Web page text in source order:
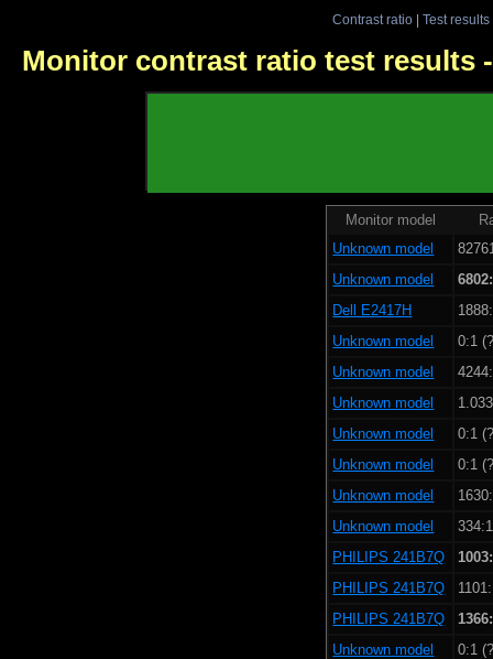
Contrast ratio| Test results
Monitor contrast ratio test results
Monitor model
Unknown model
Unknown model
Dell E2417H
Unknown model
0:1
Unknown model
Unknown model
Unknown model
0:1
Unknown model
0:1
Unknown model
Unknown model
PHILIPS 241B7Q
PHILIPS 241B7Q
PHILIPS 241B7Q
Unknown model
0:1